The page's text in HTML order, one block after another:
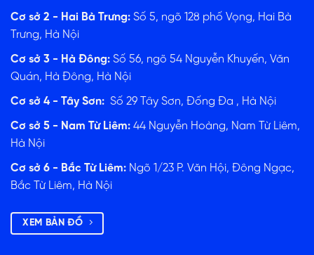
Cơ sở 2 - Hai Bà Trưng: Số 5, ngõ 128 phố Vọng, Hai Bà
Trưng, Hà Nội
Cơ sở 3 - Hà Đông: Số 56, ngõ 54 Nguyễn Khuyến, Văn
Quán, Hà Đông, Hà Nội
Cơ sở 4 - Tây Sơn: Số 29 Tây Sơn, Đống Đa , Hà Nội
Cơ sở 5 - Nam Từ Liêm: 44 Nguyễn Hoàng, Nam Từ Liêm,
Hà Nội
Cơ sở 6 - Bắc Từ Liêm: Ngõ 1/23 P. Văn Hội, Đông Ngạc,
Bắc Từ Liêm, Hà Nội
XEM BẢN ĐỒ